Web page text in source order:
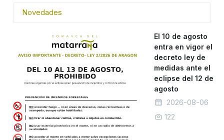
Novedades
El 10 de agosto
entra en vigor el
decreto ley de
medidas ante el
eclipse del 12 de
agosto
2026-08-06
122